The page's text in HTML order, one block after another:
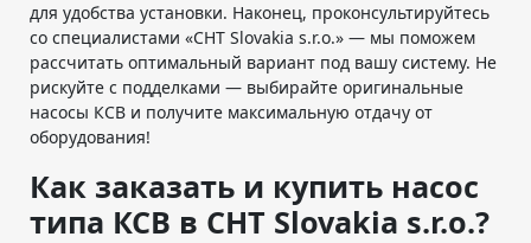
для удобства установки. Наконец, проконсультируйтесь
со специалистами «СНТ Slovakia s.r.o.» — мы поможем
рассчитать оптимальный вариант под вашу систему. Не
рискуйте с подделками — выбирайте оригинальные
насосы КСВ и получите максимальную отдачу от
оборудования!
Как заказать и купить насос
типа КСВ в СНТ Slovakia s.r.o.?